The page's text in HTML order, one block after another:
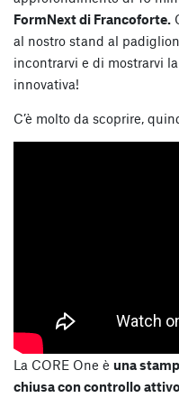
FormNext di Francoforte.
al nostro stand al
incontrarvi e di mostrarvi
innovativa!
C’è molto da scoprire,
La CORE One è una
chiusa con controllo